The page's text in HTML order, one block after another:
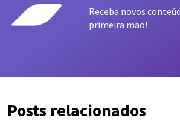
Receba novos
primeira mão!
Posts relacionados